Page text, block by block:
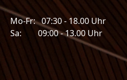
Mo-Fr: 07:30 - 18.00 Uhr
Sa: 09:00 - 13.00 Uhr